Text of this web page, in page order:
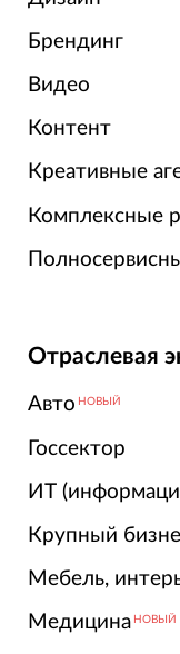
Брендинг
Видео
Контент
Креативные
Комплексные
Отраслевая
Авто НОВЫЙ
Госсектор
ИТ
Крупный
Мебель,
Медицина НОВЫЙ